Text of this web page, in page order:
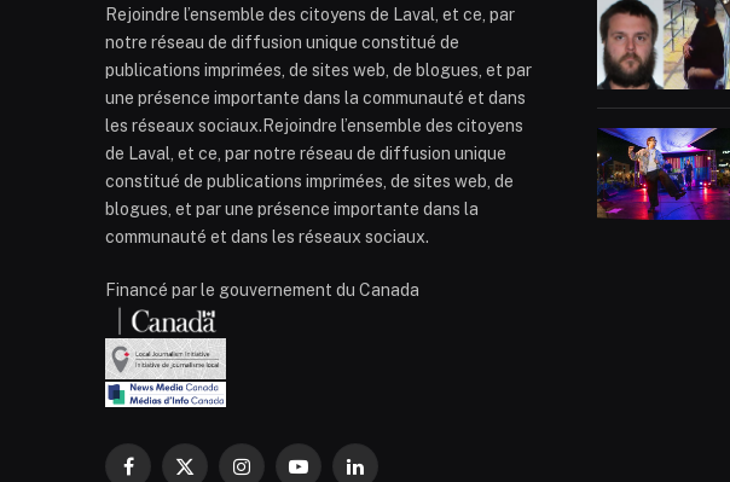
Rejoindre l’ensemble des citoyens de Laval, et ce, par
notre réseau de diffusion unique constitué de
publications imprimées, de sites web, de blogues, et par
une présence importante dans la communauté et dans
les réseaux sociaux.Rejoindre l’ensemble des citoyens
de Laval, et ce, par notre réseau de diffusion unique
constitué de publications imprimées, de sites web, de
blogues, et par une présence importante dans la
communauté et dans les réseaux sociaux.
Financé par le gouvernement du Canada
Facebook
X InstagramYouTubeLinkedIn